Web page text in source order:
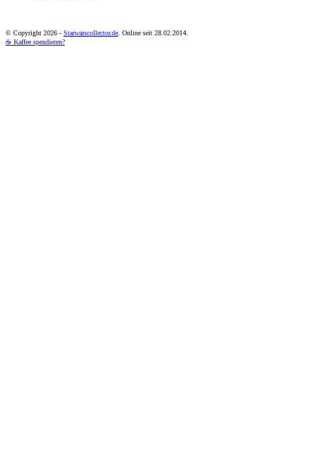
© Copyright 2026 - Starwarscollector.de . Online seit 28.02.2014.
☕ Kaffee spendieren?